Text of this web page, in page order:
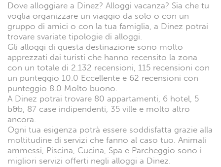
Dove alloggiare a Dinez? Alloggi vacanza? Sia che tu
voglia organizzare un viaggio da solo o con un
gruppo di amici o con la tua famiglia, a Dinez potrai
trovare svariate tipologie di alloggi.
Gli alloggi di questa destinazione sono molto
apprezzati dai turisti che hanno recensito la zona
con un totale di 2.132 recensioni, 115 recensioni con
un punteggio 10.0 Eccellente e 62 recensioni con
punteggio 8.0 Molto buono.
A Dinez potrai trovare 80 appartamenti, 6 hotel, 5
b&b, 87 case indipendenti, 35 ville e molto altro
ancora.
Ogni tua esigenza potrà essere soddisfatta grazie alla
moltitudine di servizi che fanno al caso tuo. Animali
ammessi, Piscina, Cucina, Spa e Parcheggio sono i
migliori servizi offerti negli alloggi a Dinez.